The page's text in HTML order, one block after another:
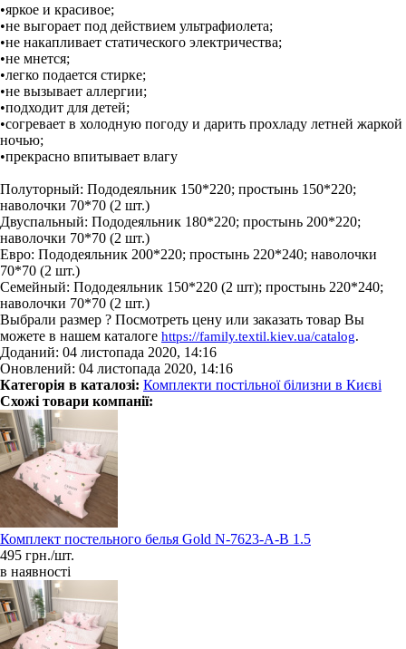
•яркое и красивое;
•не выгорает под действием ультрафиолета;
•не накапливает статического электричества;
•не мнется;
•легко подается стирке;
•не вызывает аллергии;
•подходит для детей;
•согревает в холодную погоду и дарить прохладу летней жаркой
ночью;
•прекрасно впитывает влагу
Полуторный: Пододеяльник 150*220; простынь 150*220;
наволочки 70*70 (2 шт.)
Двуспальный: Пододеяльник 180*220; простынь 200*220;
наволочки 70*70 (2 шт.)
Евро: Пододеяльник 200*220; простынь 220*240; наволочки
70*70 (2 шт.)
Семейный: Пододеяльник 150*220 (2 шт); простынь 220*240;
наволочки 70*70 (2 шт.)
Выбрали размер ? Посмотреть цену или заказать товар Вы
можете в нашем каталоге https://family.textil.kiev.ua/catalog.
Доданий: 04 листопада 2020, 14:16
Оновлений: 04 листопада 2020, 14:16
Категорія в каталозі: Комплекти постільної білизни в Києві
Схожі товари компанії:
Комплект постельного белья Gold N-7623-A-B 1.5
495 грн./шт.
в наявності